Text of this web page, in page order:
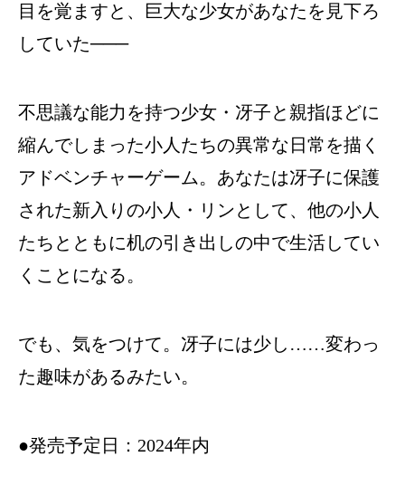
目を覚ますと、巨大な少女があなたを見下ろ
していた───
不思議な能力を持つ少女・冴子と親指ほどに
縮んでしまった小人たちの異常な日常を描く
アドベンチャーゲーム。あなたは冴子に保護
された新入りの小人・リンとして、他の小人
たちとともに机の引き出しの中で生活してい
くことになる。
でも、気をつけて。冴子には少し……変わっ
た趣味があるみたい。
●発売予定日：2024年内